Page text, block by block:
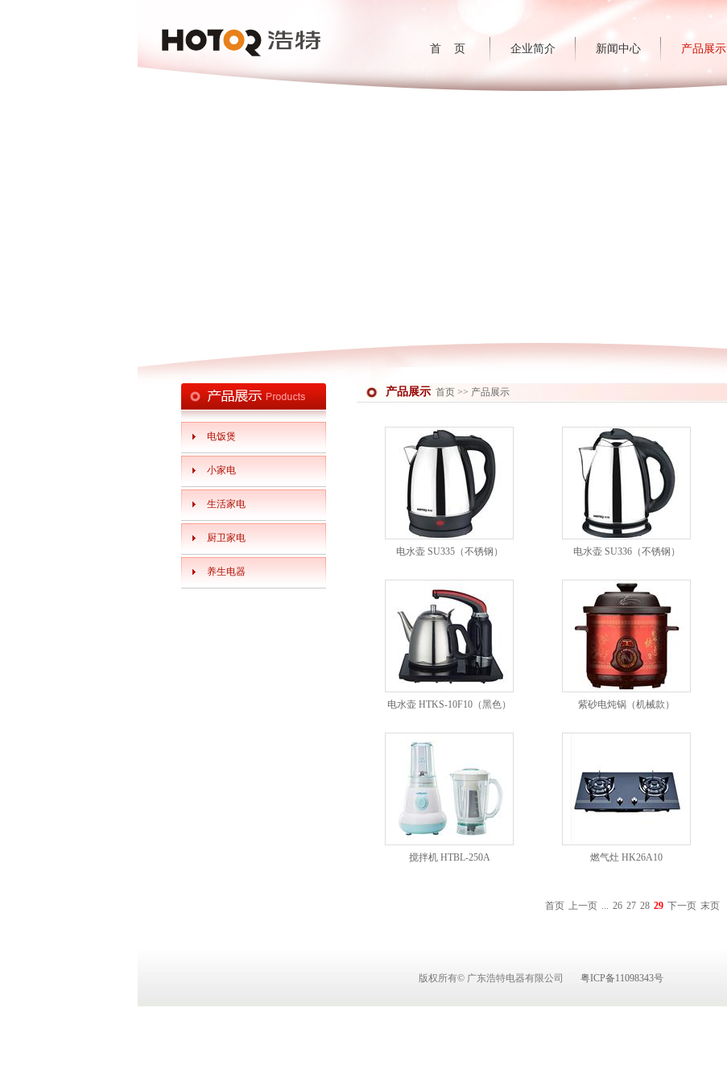
首 页 企业简介 新闻中心 产品展示
首页 >> 产品展示
产品展示
电水壶 SU335（不锈钢） 电水壶 SU336（不锈钢）
电水壶 HTKS-10F10（黑色） 紫砂电炖锅（机械款）
搅拌机 HTBL-250A 燃气灶 HK26A10
首页 上一页 ... 26 27 28 29 下一页 末页
电饭煲
小家电
生活家电
厨卫家电
养生电器
版权所有© 广东浩特电器有限公司 粤ICP备11098343号